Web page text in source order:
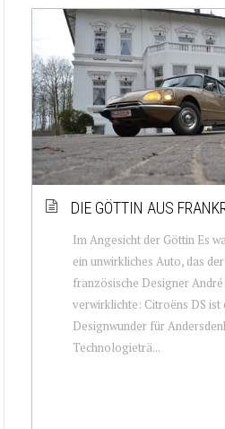
DIE GÖTTIN AUS
Im Angesicht der Göttin Es
ein unwirkliches Auto, das der
französische Designer
verwirklichte: Citroëns DS ist
Designwunder für
Technologieträ...